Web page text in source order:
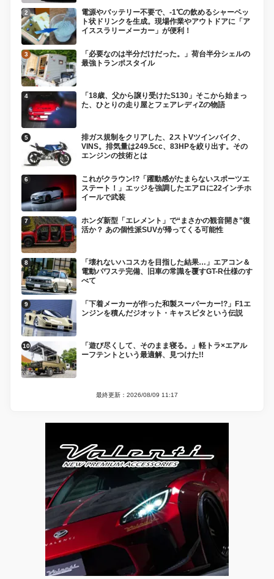
電源やバッテリー不要で、-1℃の飲めるシャーベッ
ト状ドリンクを生成。現場作業やアウトドアに「ア
イススラリーメーカー」が便利！
「必要なのは半分だけだった。」荷台半分シェルの
最強トランポスタイル
「18歳、父から譲り受けたS130」そこから始まっ
た、ひとりの走り屋とフェアレディZの物語
排ガス規制をクリアした、2ストVツインバイク、
VINS。排気量は249.5cc、83HPを絞り出す。その
エンジンの技術とは
これがクラウン!?「躍動感がたまらないスポーツエ
ステート！」エッジを強調したエアロに22インチホ
イールで武装
ホンダ新型「エレメント」で“まさかの観音開き”復
活か？ あの個性派SUVが帰ってくる可能性
「壊れないハコスカを目指した結果…」エアコン＆
電動パワステ完備、旧車の常識を覆すGT-R仕様のす
べて
「下着メーカーが作った和製スーパーカー!?」F1エ
ンジンを積んだジオット・キャスピタという伝説
「遊び尽くして、そのまま寝る。」軽トラ×エアル
ーフテントという最適解、見つけた!!
最終更新：2026/08/09 11:17